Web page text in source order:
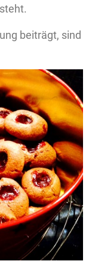
beiträgt, sind